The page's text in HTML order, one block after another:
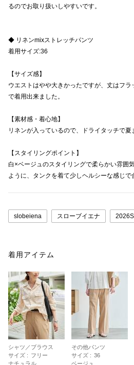
るのでお取り扱いしやすいです。
◆ リネンmixストレッチパンツ
着用サイズ:36
【サイズ感】
ウエストはやや大きかったですが、丈はフ
で着用出来ました。
【素材感・着心地】
リネンが入っているので、ドライタッチで夏
【スタイリングポイント】
白×ベージュのスタイリングで柔らかい雰囲
ように、タンクを着て少しヘルシーな感じで
slobeiena スローブイエナ
着用アイテム
シャツ／ブラウス
サイズ : フリー
ナチュラル
その他パンツ
サイズ : 36
ベージュ